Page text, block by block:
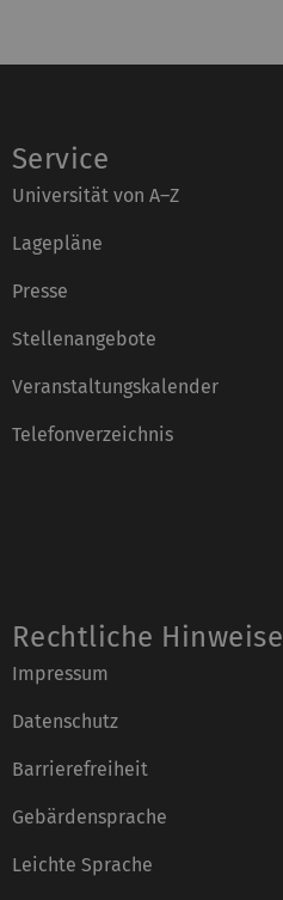
Service
Universität von A–Z
Lagepläne
Presse
Stellenangebote
Veranstaltungskalender
Telefonverzeichnis
Rechtliche Hinweise
Impressum
Datenschutz
Barrierefreiheit
Gebärdensprache
Leichte Sprache